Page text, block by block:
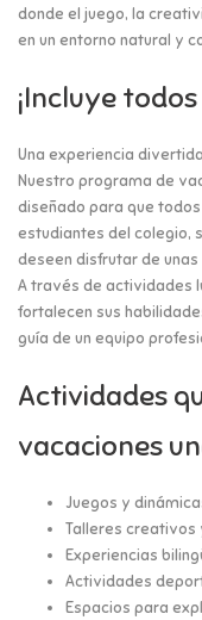
donde el juego, la
en un entorno natural y
¡Incluye
Una experiencia
Nuestro programa de
diseñado para que
estudiantes del colegio,
deseen disfrutar de
A través de actividades
fortalecen sus
guía de un equipo
Actividades
vacaciones
Juegos y
Talleres creativos
Experiencias
Actividades
Espacios para